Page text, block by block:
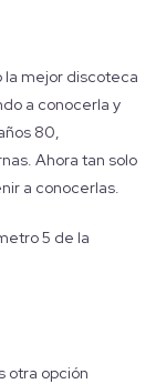
la mejor discoteca
a conocerla y
80,
Ahora tan solo
a conocerlas.
5 de la
otra opción